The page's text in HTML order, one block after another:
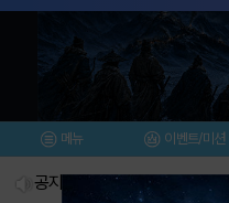
메뉴 이벤트/미션
공지사항